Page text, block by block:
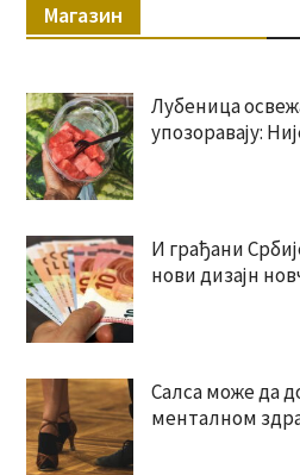
Магазин
Лубеница
упозоравају:
И грађани
нови дизајн
Салса може да
менталном